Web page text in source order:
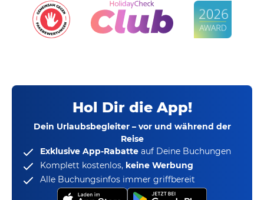
Hol Dir die App!
Dein Urlaubsbegleiter – vor und während der
Reise
Exklusive App-Rabatte auf Deine Buchungen
Komplett kostenlos, keine Werbung
Alle Buchungsinfos immer griffbereit